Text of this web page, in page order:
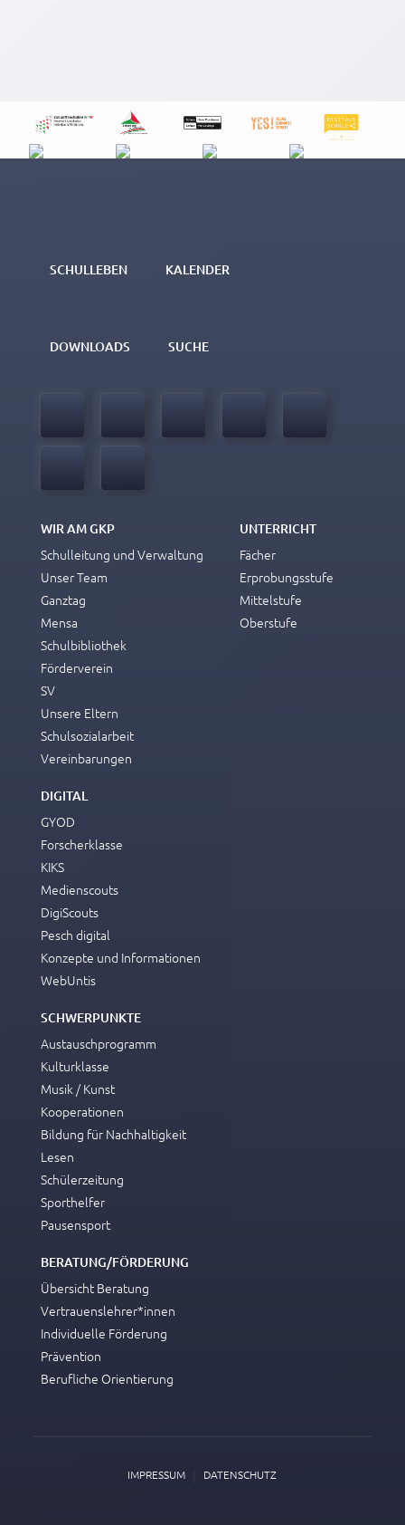
SCHULLEBEN KALENDER
DOWNLOADS SUCHE
WIR AM GKP
Schulleitung und Verwaltung
Unser Team
Ganztag
Mensa
Schulbibliothek
Förderverein
SV
Unsere Eltern
Schulsozialarbeit
Vereinbarungen
UNTERRICHT
Fächer
Erprobungsstufe
Mittelstufe
Oberstufe
DIGITAL
GYOD
Forscherklasse
KIKS
Medienscouts
DigiScouts
Pesch digital
Konzepte und Informationen
WebUntis
SCHWERPUNKTE
Austauschprogramm
Kulturklasse
Musik / Kunst
Kooperationen
Bildung für Nachhaltigkeit
Lesen
Schülerzeitung
Sporthelfer
Pausensport
BERATUNG/FÖRDERUNG
Übersicht Beratung
Vertrauenslehrer*innen
Individuelle Förderung
Prävention
Berufliche Orientierung
IMPRESSUM DATENSCHUTZ